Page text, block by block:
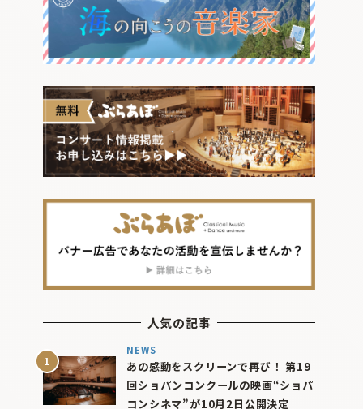
人気の記事
NEWS
あの感動をスクリーンで再び！ 第19
回ショパンコンクールの映画“ショパ
コンシネマ”が10月2日公開決定